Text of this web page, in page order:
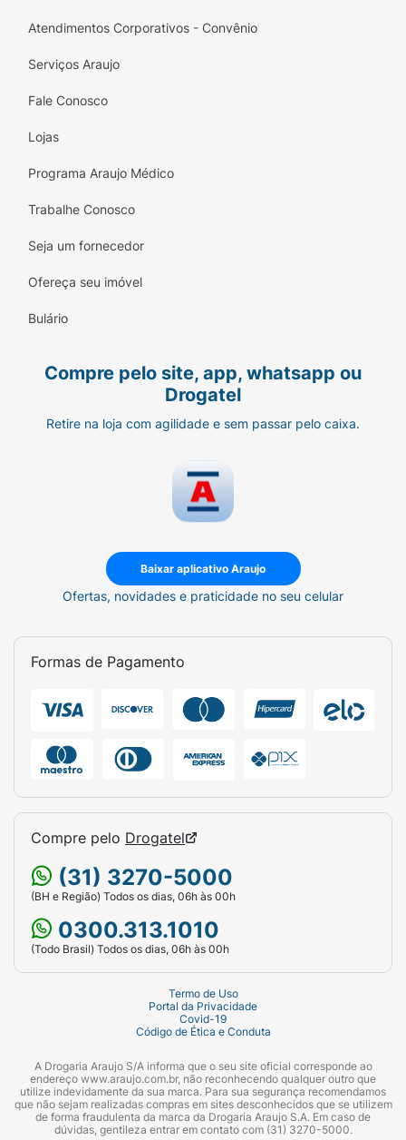
Atendimentos Corporativos - Convênio
Serviços Araujo
Fale Conosco
Lojas
Programa Araujo Médico
Trabalhe Conosco
Seja um fornecedor
Ofereça seu imóvel
Bulário
Compre pelo site, app, whatsapp ou
Drogatel
Retire na loja com agilidade e sem passar pelo caixa.
Baixar aplicativo Araujo
Ofertas, novidades e praticidade no seu celular
Formas de Pagamento
Compre pelo Drogatel
(31) 3270-5000
(BH e Região) Todos os dias, 06h às 00h
0300.313.1010
(Todo Brasil) Todos os dias, 06h às 00h
Termo de Uso
Portal da Privacidade
Covid-19
Código de Ética e Conduta
A Drogaria Araujo S/A informa que o seu site oficial corresponde ao
endereço www.araujo.com.br, não reconhecendo qualquer outro que
utilize indevidamente da sua marca. Para sua segurança recomendamos
que não sejam realizadas compras em sites desconhecidos que se utilizem
de forma fraudulenta da marca da Drogaria Araujo S.A. Em caso de
dúvidas, gentileza entrar em contato com (31) 3270-5000.